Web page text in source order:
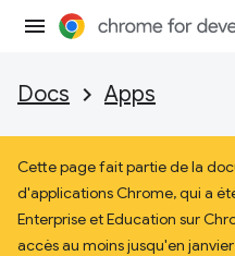
Docs Apps
Cette page fait partie de la
d'applications Chrome, qui a
Enterprise et Education sur
accès au moins jusqu'en